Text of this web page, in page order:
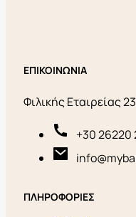
ΕΠΙΚΟΙΝΩΝΙΑ
Φιλικής Εταιρείας
+30 26220
ΠΛΗΡΟΦΟΡΙΕΣ